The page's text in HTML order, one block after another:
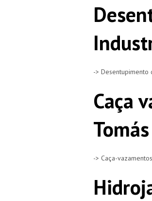
-> Desentupimento
Caça
-> Caça-